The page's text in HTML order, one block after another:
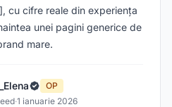
cu cifre reale din experiența
unei pagini generice de
mare.
OP
·1 ianuarie 2026